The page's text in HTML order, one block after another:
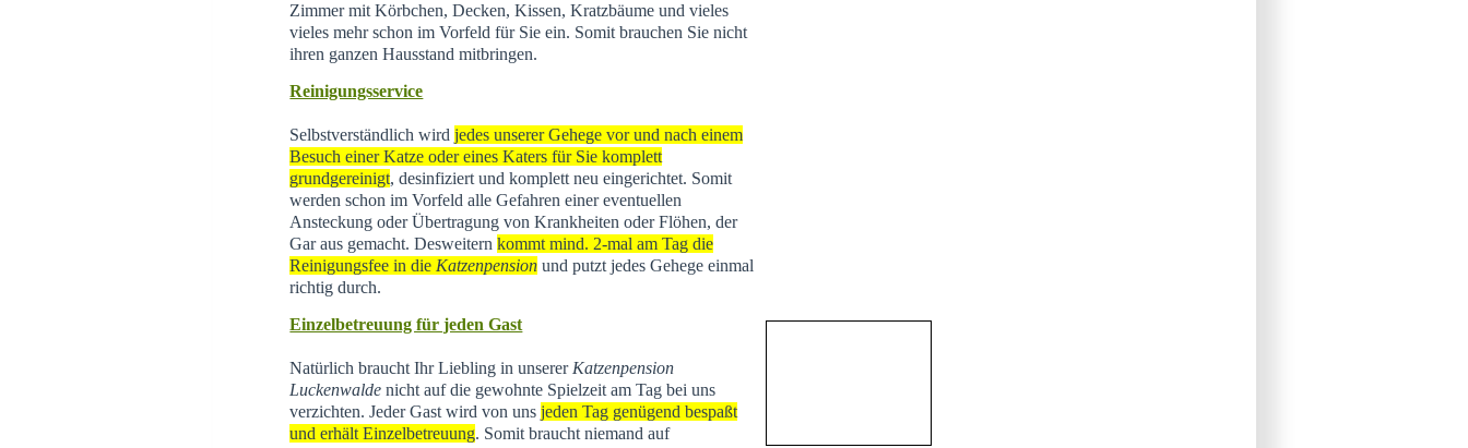
Zimmer mit Körbchen, Decken, Kissen, Kratzbäume und vieles
vieles mehr schon im Vorfeld für Sie ein. Somit brauchen Sie nicht
ihren ganzen Hausstand mitbringen.
Reinigungsservice
Selbstverständlich wirdjedes unserer Gehege vor und nach einem
Besuch einer Katze oder eines Katers für Sie komplett
grundgereinigt, desinfiziert und komplett neu eingerichtet. Somit
werden schon im Vorfeld alle Gefahren einer eventuellen
Ansteckung oder Übertragung von Krankheiten oder Flöhen, der
Gar aus gemacht. Desweiternkommt mind. 2-mal am Tag die
Reinigungsfee in die Katzenpension und putzt jedes Gehege einmal
richtig durch.
Einzelbetreuung für jeden Gast
Natürlich braucht Ihr Liebling in unserer Katzenpension
Luckenwalde nicht auf die gewohnte Spielzeit am Tag bei uns
verzichten. Jeder Gast wird von unsjeden Tag genügend bespaßt
und erhält Einzelbetreuung. Somit braucht niemand auf